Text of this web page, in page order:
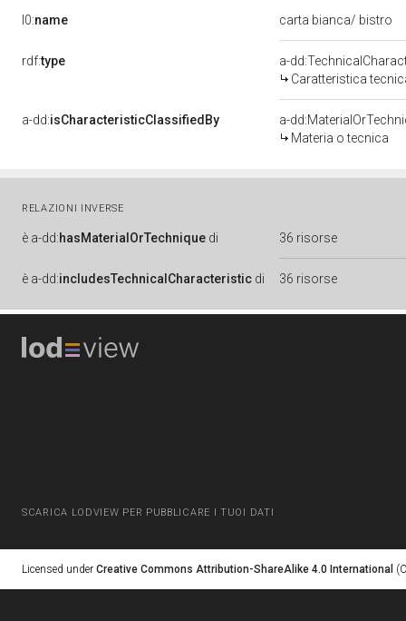
l0:name carta bianca/ bistro
rdf:type
a-
Caratteristica
a-dd:isCharacteristicClassifiedBy
a-
Materia o tecnica
RELAZIONI INVERSE
è a-dd:hasMaterialOrTechnique di 36 risorse
è a-dd:includesTechnicalCharacteristic di 36 risorse
SCARICA LODVIEW PER PUBBLICARE I TUOI DATI
Licensed under Creative Commons Attribution-ShareAlike 4.0 International